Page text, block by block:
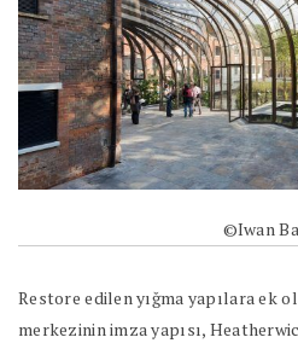
©Iwan
Restore edilen yığma yapılara ek
merkezinin imza yapısı,